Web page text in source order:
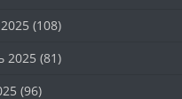
(108)
2025 (81)
(96)